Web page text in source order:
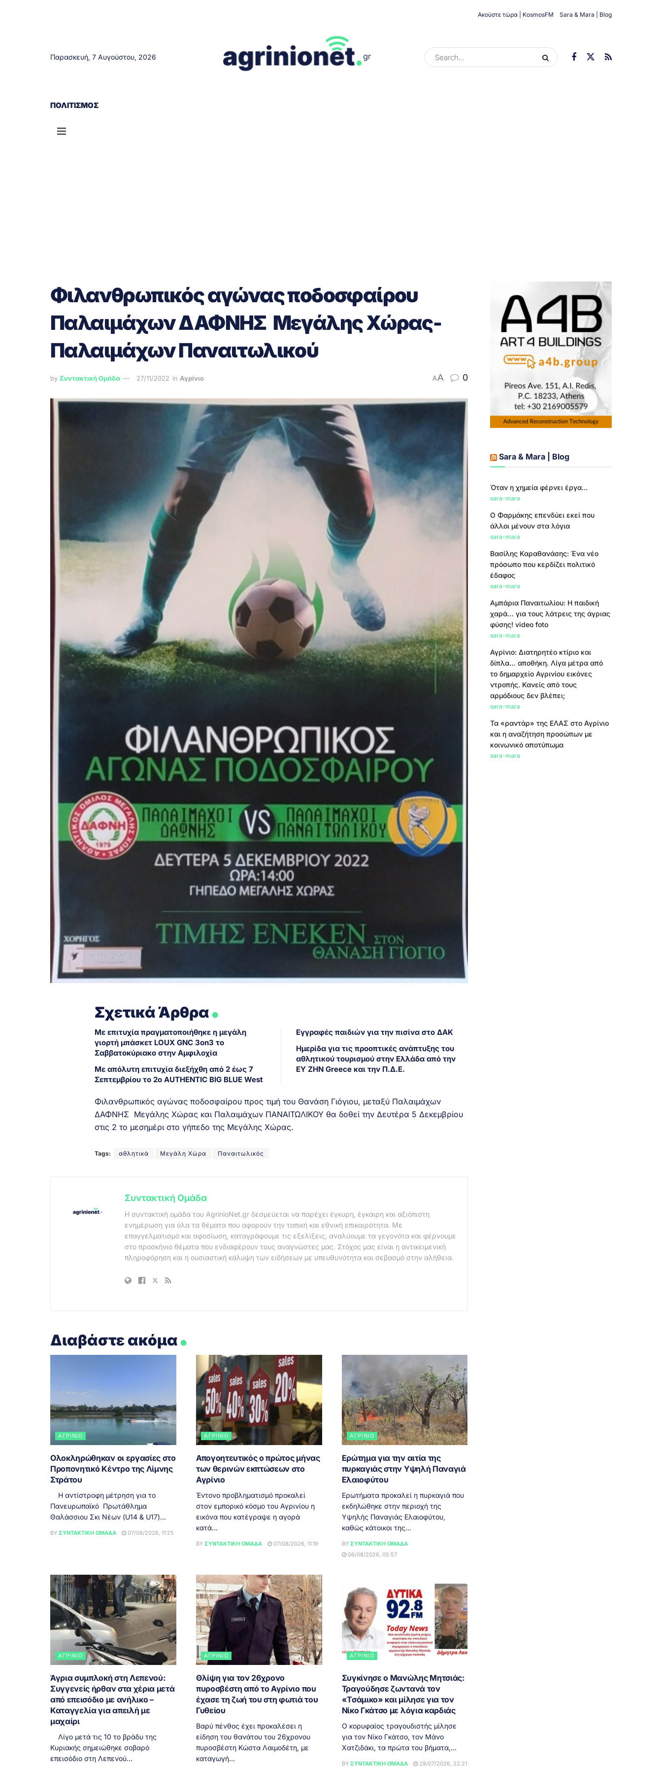
Ακούστε τώρα | KosmosFM Sara & Mara | Blog
Παρασκευή, 7 Αυγούστου, 2026
ΠΟΛΙΤΙΣΜΌΣ
Φιλανθρωπικός αγώνας ποδοσφαίρου
Παλαιμάχων ΔΑΦΝΗΣ Μεγάλης Χώρας-
Παλαιμάχων Παναιτωλικού
by Συντακτική Ομάδα 27/11/2022 in Αγρίνιο AA 0
Σχετικά Άρθρα.
Με επιτυχία πραγματοποιήθηκε η μεγάλη
γιορτή μπάσκετ LOUX GNC 3on3 το
Σαββατοκύριακο στην Αμφιλοχία
Με απόλυτη επιτυχία διεξήχθη από 2 έως 7
Σεπτεμβρίου το 2ο AUTHENTIC BIG BLUE West
Εγγραφές παιδιών για την πισίνα στο ΔΑΚ
Ημερίδα για τις προοπτικές ανάπτυξης του
αθλητικού τουρισμού στην Ελλάδα από την
ΕΥ ΖΗΝ Greece και την Π.Δ.Ε.
Φιλανθρωπικός αγώνας ποδοσφαίρου προς τιμή του Θανάση Γιόγιου, μεταξύ Παλαιμάχων
ΔΑΦΝΗΣ Μεγάλης Χώρας και Παλαιμάχων ΠΑΝΑΙΤΩΛΙΚΟΥ θα δοθεί την Δευτέρα 5 Δεκεμβρίου
στις 2 το μεσημέρι στο γήπεδο της Μεγάλης Χώρας.
Tags: αθλητικά Μεγάλη Χώρα Παναιτωλικός
Συντακτική Ομάδα
Η συντακτική ομάδα του AgrinioNet.gr δεσμεύεται να παρέχει έγκυρη, έγκαιρη και αξιόπιστη
ενημέρωση για όλα τα θέματα που αφορούν την τοπική και εθνική επικαιρότητα. Με
επαγγελματισμό και αφοσίωση, καταγράφουμε τις εξελίξεις, αναλύουμε τα γεγονότα και φέρνουμε
στο προσκήνιο θέματα που ενδιαφέρουν τους αναγνώστες μας. Στόχος μας είναι η αντικειμενική
πληροφόρηση και η ουσιαστική κάλυψη των ειδήσεων με υπευθυνότητα και σεβασμό στην αλήθεια.
Διαβάστε ακόμα.
ΑΓΡΊΝΙΟ
Ολοκληρώθηκαν οι εργασίες στο
Προπονητικό Κέντρο της Λίμνης
Στράτου
Η αντίστροφη μέτρηση για το
Πανευρωπαϊκό Πρωτάθλημα
Θαλάσσιου Σκι Νέων (U14 & U17)...
BY ΣΥΝΤΑΚΤΙΚΉ ΟΜΆΔΑ 07/08/2026, 11:25
ΑΓΡΊΝΙΟ
Απογοητευτικός ο πρώτος μήνας
των θερινών εκπτώσεων στο
Αγρίνιο
Έντονο προβληματισμό προκαλεί
στον εμπορικό κόσμο του Αγρινίου η
εικόνα που κατέγραψε η αγορά
κατά...
BY ΣΥΝΤΑΚΤΙΚΉ ΟΜΆΔΑ 07/08/2026, 11:19
ΑΓΡΊΝΙΟ
Ερώτημα για την αιτία της
πυρκαγιάς στην Υψηλή Παναγιά
Ελαιοφύτου
Ερωτήματα προκαλεί η πυρκαγιά που
εκδηλώθηκε στην περιοχή της
Υψηλής Παναγιάς Ελαιοφύτου,
καθώς κάτοικοι της...
BY ΣΥΝΤΑΚΤΙΚΉ ΟΜΆΔΑ
06/08/2026, 05:57
ΑΓΡΊΝΙΟ
Άγρια συμπλοκή στη Λεπενού:
Συγγενείς ήρθαν στα χέρια μετά
από επεισόδιο με ανήλικο –
Καταγγελία για απειλή με
μαχαίρι
Λίγο μετά τις 10 το βράδυ της
Κυριακής σημειώθηκε σοβαρό
επεισόδιο στη Λεπενού...
ΑΓΡΊΝΙΟ
Θλίψη για τον 26χρονο
πυροσβέστη από το Αγρίνιο που
έχασε τη ζωή του στη φωτιά του
Γυθείου
Βαρύ πένθος έχει προκαλέσει η
είδηση του θανάτου του 26χρονου
πυροσβέστη Κώστα Λαιμοδέτη, με
καταγωγή...
ΑΓΡΊΝΙΟ
Συγκίνησε ο Μανώλης Μητσιάς:
Τραγούδησε ζωντανά τον
«Τσάμικο» και μίλησε για τον
Νίκο Γκάτσο με λόγια καρδιάς
Ο κορυφαίος τραγουδιστής μίλησε
για τον Νίκο Γκάτσο, τον Μάνο
Χατζιδάκι, τα πρώτα του βήματα,...
BY ΣΥΝΤΑΚΤΙΚΉ ΟΜΆΔΑ 29/07/2026, 22:21
Sara & Mara | Blog
Όταν η χημεία φέρνει έργα...
sara-mara
Ο Φαρμάκης επενδύει εκεί που
άλλοι μένουν στα λόγια
sara-mara
Βασίλης Καραθανάσης: Ένα νέο
πρόσωπο που κερδίζει πολιτικό
έδαφος
sara-mara
Αμπάρια Παναιτωλίου: Η παιδική
χαρά… για τους λάτρεις της άγριας
φύσης! video foto
sara-mara
Αγρίνιο: Διατηρητέο κτίριο και
δίπλα… αποθήκη. Λίγα μέτρα από
το δημαρχείο Αγρινίου εικόνες
ντροπής. Κανείς από τους
αρμόδιους δεν βλέπει;
sara-mara
Τα «ραντάρ» της ΕΛΑΣ στο Αγρίνιο
και η αναζήτηση προσώπων με
κοινωνικό αποτύπωμα
sara-mara